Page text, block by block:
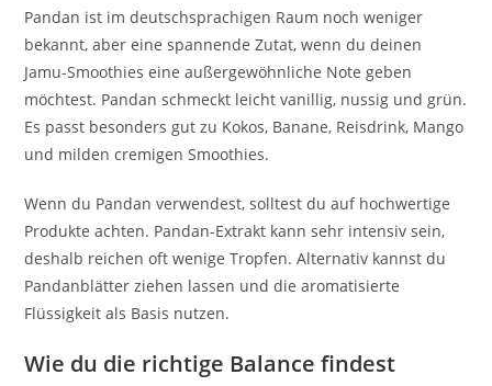
Pandan ist im deutschsprachigen Raum noch weniger
bekannt, aber eine spannende Zutat, wenn du deinen
Jamu-Smoothies eine außergewöhnliche Note geben
möchtest. Pandan schmeckt leicht vanillig, nussig und grün.
Es passt besonders gut zu Kokos, Banane, Reisdrink, Mango
und milden cremigen Smoothies.
Wenn du Pandan verwendest, solltest du auf hochwertige
Produkte achten. Pandan-Extrakt kann sehr intensiv sein,
deshalb reichen oft wenige Tropfen. Alternativ kannst du
Pandanblätter ziehen lassen und die aromatisierte
Flüssigkeit als Basis nutzen.
Wie du die richtige Balance findest